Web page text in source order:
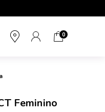
0
Feminino